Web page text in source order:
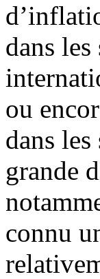
dans
ou
dans
grande
connu